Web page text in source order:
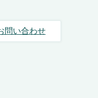
問い合わせ